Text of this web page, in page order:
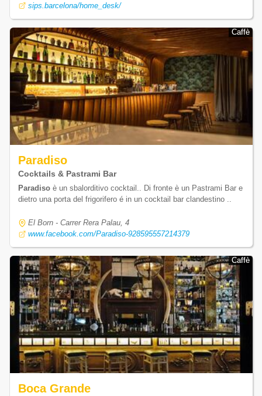
sips.barcelona/home_desk/
Caffè
Caffè
Paradiso
Cocktails & Pastrami Bar
Paradiso è un sbalorditivo cocktail.. Di fronte è un Pastrami Bar e
dietro una porta del frigorifero é in un cocktail bar clandestino ..
El Born - Carrer Rera Palau, 4
www.facebook.com/Paradiso-928595557214379
Caffè
Caffè
Boca Grande